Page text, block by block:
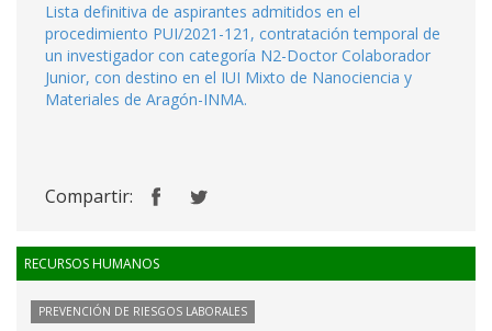
Lista definitiva de aspirantes admitidos en el
procedimiento PUI/2021-121, contratación temporal de
un investigador con categoría N2-Doctor Colaborador
Junior, con destino en el IUI Mixto de Nanociencia y
Materiales de Aragón-INMA.
Compartir:
RECURSOS HUMANOS
PREVENCIÓN DE RIESGOS LABORALES